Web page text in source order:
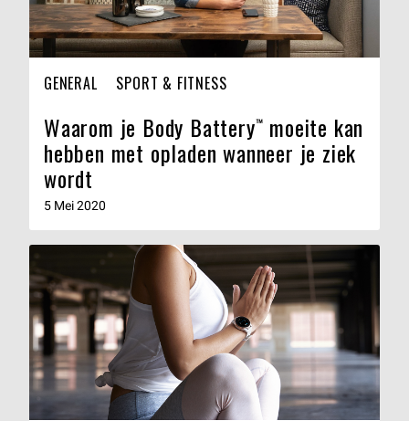
GENERAL SPORT & FITNESS
Waarom je Body Battery™ moeite kan
hebben met opladen wanneer je ziek
wordt
5 Mei 2020